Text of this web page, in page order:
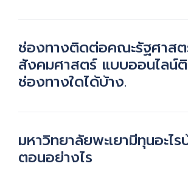
ช่องทางติดต่อคณะรัฐศาสต
สังคมศาสตร์ แบบออนไลน์
ช่องทางใดได้บ้าง.
มหาวิทยาลัยพะเยามีทุนอะไ
ตอนอย่างไร